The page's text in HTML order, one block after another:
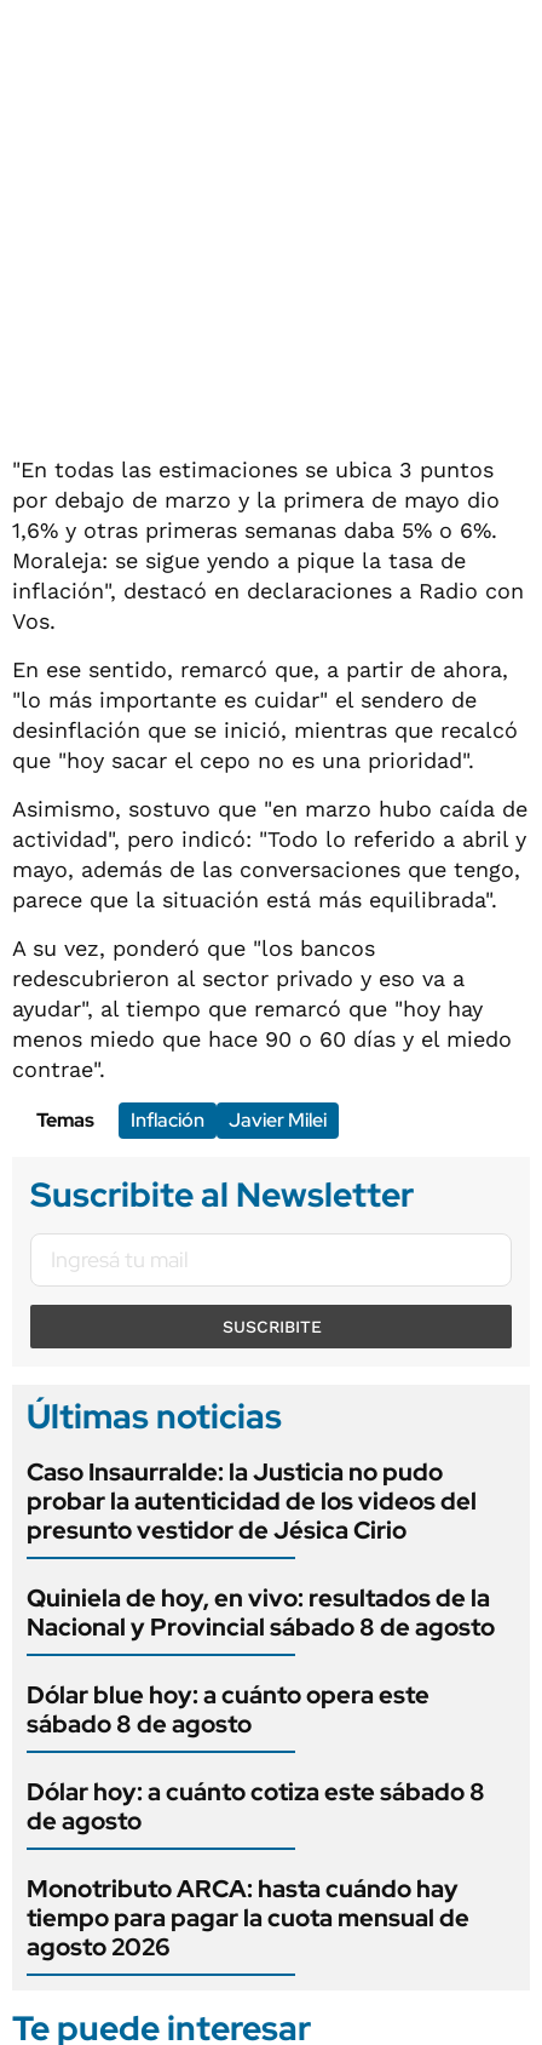
"En todas las estimaciones se ubica 3 puntos
por debajo de marzo y la primera de mayo dio
1,6% y otras primeras semanas daba 5% o 6%.
Moraleja: se sigue yendo a pique la tasa de
inflación", destacó en declaraciones a Radio con
Vos.
En ese sentido, remarcó que, a partir de ahora,
"lo más importante es cuidar" el sendero de
desinflación que se inició, mientras que recalcó
que "hoy sacar el cepo no es una prioridad".
Asimismo, sostuvo que "en marzo hubo caída de
actividad", pero indicó: "Todo lo referido a abril y
mayo, además de las conversaciones que tengo,
parece que la situación está más equilibrada".
A su vez, ponderó que "los bancos
redescubrieron al sector privado y eso va a
ayudar", al tiempo que remarcó que "hoy hay
menos miedo que hace 90 o 60 días y el miedo
contrae".
Temas
Inflación Javier Milei
Suscribite al Newsletter
SUSCRIBITE
Últimas noticias
Caso Insaurralde: la Justicia no pudo
probar la autenticidad de los videos del
presunto vestidor de Jésica Cirio
Quiniela de hoy, en vivo: resultados de la
Nacional y Provincial sábado 8 de agosto
Dólar blue hoy: a cuánto opera este
sábado 8 de agosto
Dólar hoy: a cuánto cotiza este sábado 8
de agosto
Monotributo ARCA: hasta cuándo hay
tiempo para pagar la cuota mensual de
agosto 2026
Te puede interesar